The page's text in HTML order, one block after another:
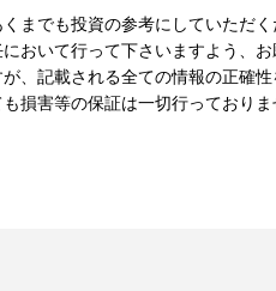
までも投資の参考にしていただ
おいて行って下さいますよう、
、記載される全ての情報の正確性
損害等の保証は一切行っておりま